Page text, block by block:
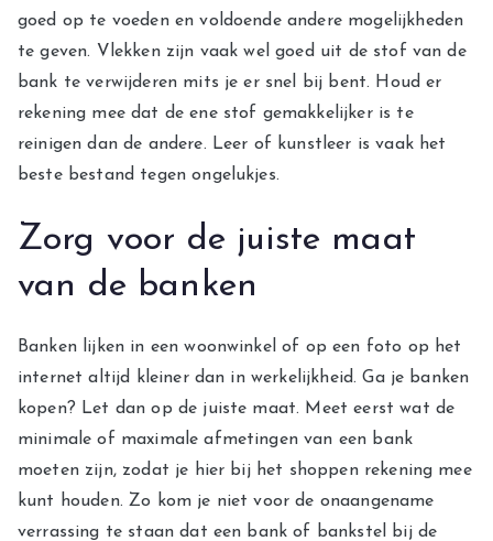
goed op te voeden en voldoende andere mogelijkheden
te geven. Vlekken zijn vaak wel goed uit de stof van de
bank te verwijderen mits je er snel bij bent. Houd er
rekening mee dat de ene stof gemakkelijker is te
reinigen dan de andere. Leer of kunstleer is vaak het
beste bestand tegen ongelukjes.
Zorg voor de juiste maat
van de banken
Banken lijken in een woonwinkel of op een foto op het
internet altijd kleiner dan in werkelijkheid. Ga je banken
kopen? Let dan op de juiste maat. Meet eerst wat de
minimale of maximale afmetingen van een bank
moeten zijn, zodat je hier bij het shoppen rekening mee
kunt houden. Zo kom je niet voor de onaangename
verrassing te staan dat een bank of bankstel bij de